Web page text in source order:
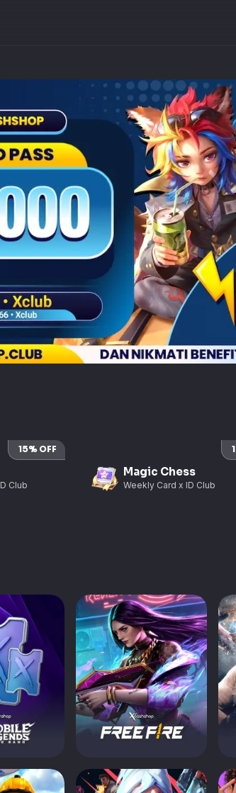
Club
15% OFF
Magic Chess
Weekly Card x ID Club